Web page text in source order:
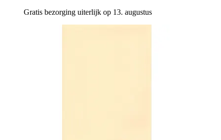
Gratis bezorging uiterlijk op 13. augustus